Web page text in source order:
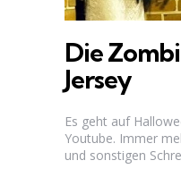
Die
Jersey
Es geht auf
Youtube. Immer
und sonstigen